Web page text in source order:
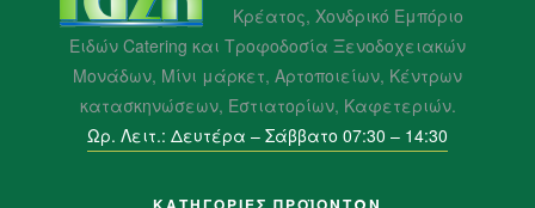
Κρέατος, Χονδρικό Εμπόριο
Ειδών Catering και Τροφοδοσία Ξενοδοχειακών
Μονάδων, Μίνι μάρκετ, Αρτοποιείων, Κέντρων
κατασκηνώσεων, Εστιατορίων, Καφετεριών.
Ωρ. Λειτ.: Δευτέρα – Σάββατο 07:30 – 14:30